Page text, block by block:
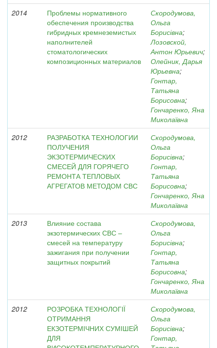
2014
Проблемы нормативного
обеспечения производства
гибридных кремнеземистых
наполнителей
стоматологических
композиционных материалов
Скородумова,
Ольга
Борисівна;
Лозовской,
Антон Юрьевич;
Олейник, Дарья
Юрьевна;
Гонтар,
Татьяна
Борисовна;
Гончаренко, Яна
Миколаївна
2012
РАЗРАБОТКА ТЕХНОЛОГИИ
ПОЛУЧЕНИЯ
ЭКЗОТЕРМИЧЕСКИХ
СМЕСЕЙ ДЛЯ ГОРЯЧЕГО
РЕМОНТА ТЕПЛОВЫХ
АГРЕГАТОВ МЕТОДОМ СВС
Скородумова,
Ольга
Борисівна;
Гонтар,
Татьяна
Борисовна;
Гончаренко, Яна
Миколаївна
2013
Влияние состава
экзотермических СВС –
смесей на температуру
зажигания при получении
защитных покрытий
Скородумова,
Ольга
Борисівна;
Гонтар,
Татьяна
Борисовна;
Гончаренко, Яна
Миколаївна
2012
РОЗРОБКА ТЕХНОЛОГІЇ
ОТРИМАННЯ
ЕКЗОТЕРМІЧНИХ СУМІШЕЙ
ДЛЯ
Скородумова,
Ольга
Борисівна;
Гонтар,